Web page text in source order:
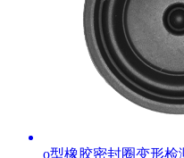
o型橡胶密封圈变形